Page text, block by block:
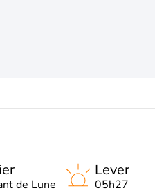
de Lune
Lever
05h27